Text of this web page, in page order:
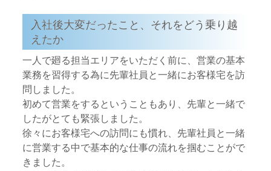
入社後大変だったこと、それをどう乗り越
えたか
一人で廻る担当エリアをいただく前に、営業の基本
業務を習得する為に先輩社員と一緒にお客様宅を訪
問しました。
初めて営業をするということもあり、先輩と一緒で
したがとても緊張しました。
徐々にお客様宅への訪問にも慣れ、先輩社員と一緒
に営業する中で基本的な仕事の流れを掴むことがで
きました。